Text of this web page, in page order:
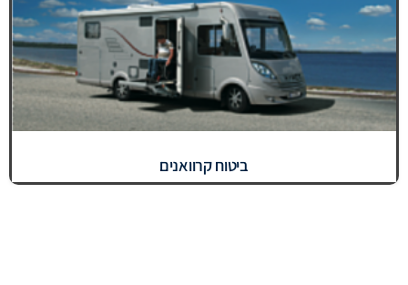
ביטוח קרוואנים